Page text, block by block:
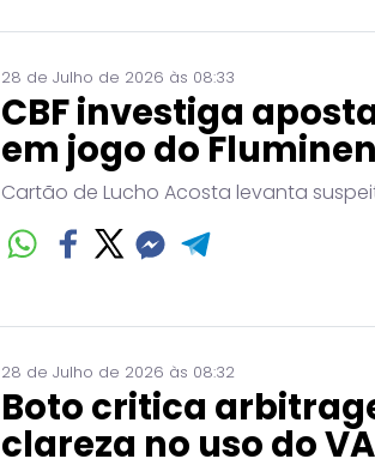
28 de Julho de 2026 às 08:33
CBF investiga
em jogo do
Cartão de Lucho Acosta levanta
28 de Julho de 2026 às 08:32
Boto critica
clareza no uso do